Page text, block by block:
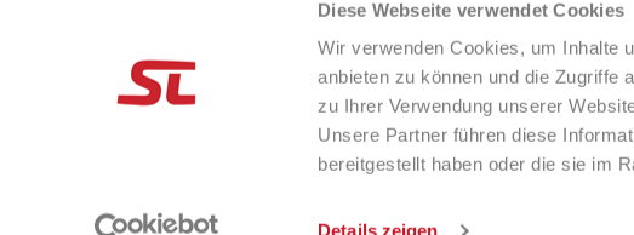
Diese Webseite verwendet Cookies
Wir verwenden Cookies, um Inhalte
anbieten zu können und die Zugriffe
zu Ihrer Verwendung unserer
Unsere Partner führen diese
bereitgestellt haben oder die sie im
Details zeigen
Whatsapp
+39 393.8284629
PAYMENT METHOD
Cookie Declaration
© 2013-2026 LIMA SRL